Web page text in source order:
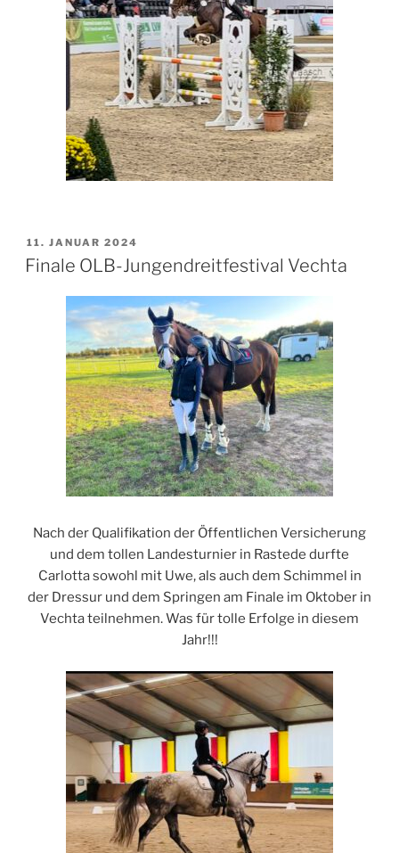
VERÖFFENTLICHT
AM
11. JANUAR 2024
Finale OLB-Jungendreitfestival Vechta
Nach der Qualifikation der Öffentlichen Versicherung
und dem tollen Landesturnier in Rastede durfte
Carlotta sowohl mit Uwe, als auch dem Schimmel in
der Dressur und dem Springen am Finale im Oktober in
Vechta teilnehmen. Was für tolle Erfolge in diesem
Jahr!!!